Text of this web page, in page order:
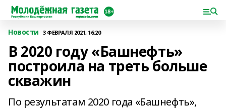
Новости 3 ФЕВРАЛЯ 2021, 16:20
В 2020 году «Башнефть»
построила на треть больше
скважин
По результатам 2020 года «Башнефть»,